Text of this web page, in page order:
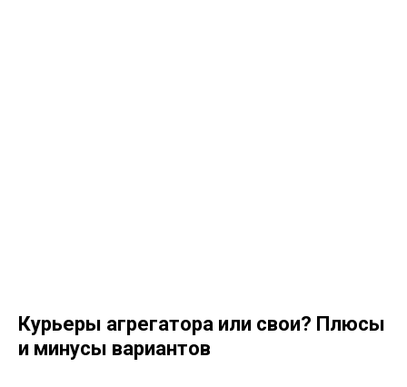
Курьеры агрегатора или свои? Плюсы
и минусы вариантов